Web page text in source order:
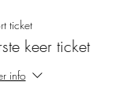
ticket
keer ticket
info